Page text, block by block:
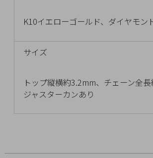
K10イエローゴールド、ダイヤモ
サイズ
トップ縦横約3.2mm、チェーン全
ジャスターカンあり
最
近
し